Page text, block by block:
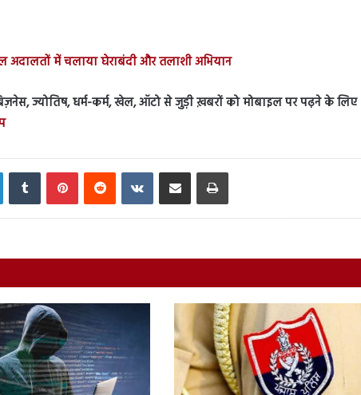
में चलाया घेराबंदी और तलाशी अभियान
ज्योतिष, धर्म-कर्म, खेल, ऑटो से जुड़ी ख़बरों को मोबाइल पर पढ़ने के लिए
LinkedInTumblr PinterestReddit VKontakteShare via Email Print